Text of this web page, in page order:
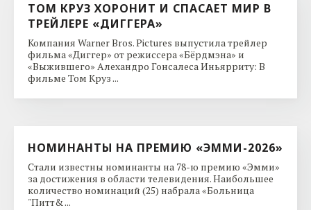
ТОМ КРУЗ ХОРОНИТ И СПАСАЕТ МИР В
ТРЕЙЛЕРЕ «ДИГГЕРА»
Компания Warner Bros. Pictures выпустила трейлер
фильма «Диггер» от режиссера «Бёрдмэна» и
«Выжившего» Алехандро Гонсалеса Иньярриту: В
фильме Том Круз ...
НОМИНАНТЫ НА ПРЕМИЮ «ЭММИ-2026»
Стали известны номинанты на 78-ю премию «Эмми»
за достижения в области телевидения. Наибольшее
количество номинаций (25) набрала «Больница
"Питт& ...